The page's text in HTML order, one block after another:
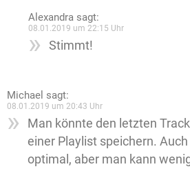
Alexandra sagt:
08.01.2019 um 22:15 Uhr
Stimmt!
Michael sagt:
08.01.2019 um 20:43 Uhr
Man könnte den letzten
einer Playlist speichern.
optimal, aber man kann